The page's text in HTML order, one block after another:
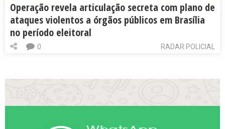
Operação revela articulação secreta com plano de
ataques violentos a órgãos públicos em Brasília
no período eleitoral
RADAR POLICIAL
0